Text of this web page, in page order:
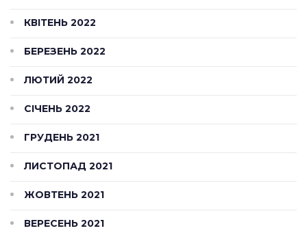
КВІТЕНЬ 2022
БЕРЕЗЕНЬ 2022
ЛЮТИЙ 2022
СІЧЕНЬ 2022
ГРУДЕНЬ 2021
ЛИСТОПАД 2021
ЖОВТЕНЬ 2021
ВЕРЕСЕНЬ 2021